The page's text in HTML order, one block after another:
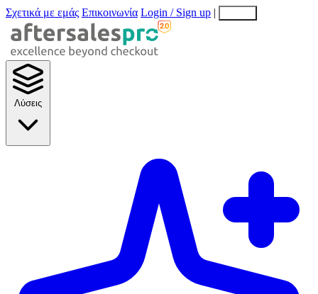
Σχετικά με εμάς Επικοινωνία Login / Sign up |
Λύσεις